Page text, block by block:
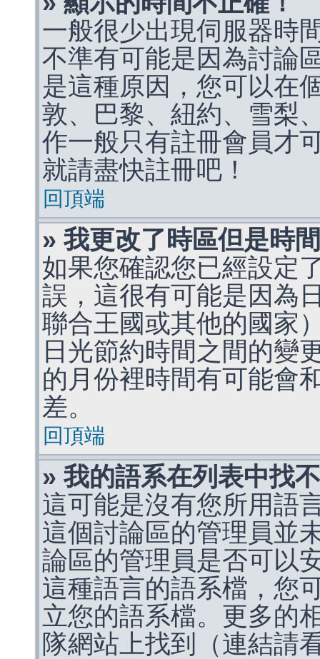
一般很少出現伺服器時
不準有可能是因為討論
是這種原因，您可以在
敦、巴黎、紐約、雪梨
作一般只有註冊會員才
就請盡快註冊吧！
回頂端
» 我更改了時區但是時
如果您確認您已經設定
誤，這很有可能是因為
聯合王國或其他的國家
日光節約時間之間的變
的月份裡時間有可能會
差。
回頂端
» 我的語系在列表中找
這可能是沒有您所用語
這個討論區的管理員並
論區的管理員是否可以
這種語言的語系檔，您
立您的語系檔。更多的
隊網站上找到（連結請